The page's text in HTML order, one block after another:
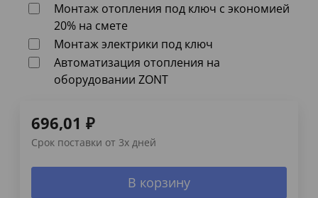
Монтаж отопления под ключ с экономией
20% на смете
Монтаж электрики под ключ
Автоматизация отопления на
оборудовании ZONT
696,01 ₽
Срок поставки от 3х дней
В корзину